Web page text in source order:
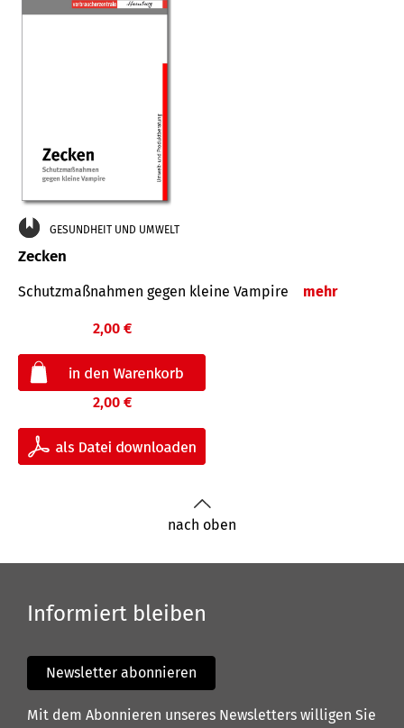
GESUNDHEIT UND UMWELT
Zecken
Schutz­maß­nahmen gegen kleine Vampire mehr
2,00 €
2,00 €
nach oben
Informiert bleiben
Newsletter abonnieren
Mit dem Abonnieren unseres Newsletters willigen Sie